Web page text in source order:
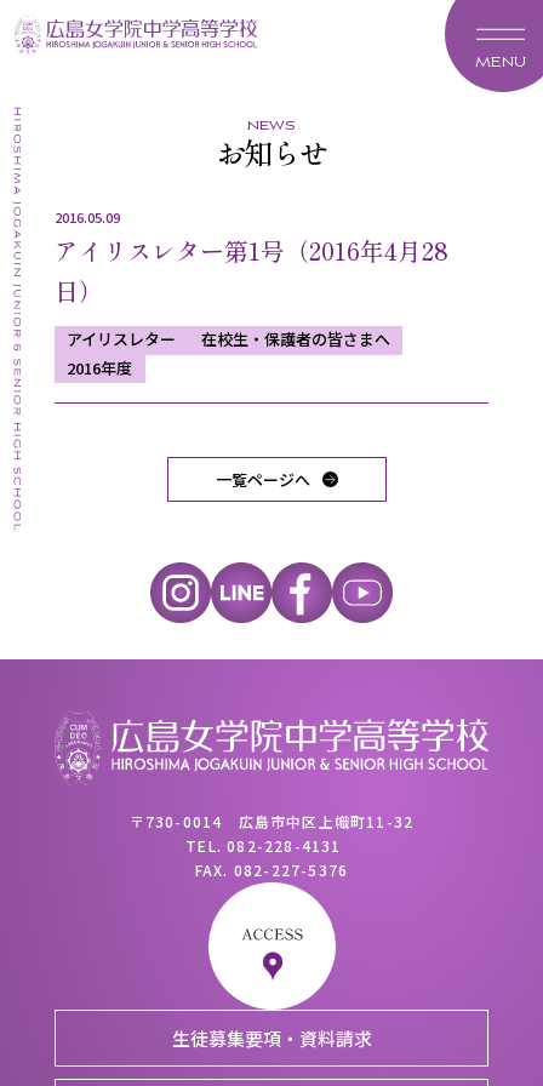
MENU
news
お知らせ
2016.05.09
アイリスレター第1号（2016年4月28
日）
アイリスレター
在校生・保護者の皆さまへ
2016年度
一覧ページへ
〒730-0014 広島市中区上幟町11-32
TEL.082-228-4131
FAX. 082-227-5376
生徒募集要項・資料請求